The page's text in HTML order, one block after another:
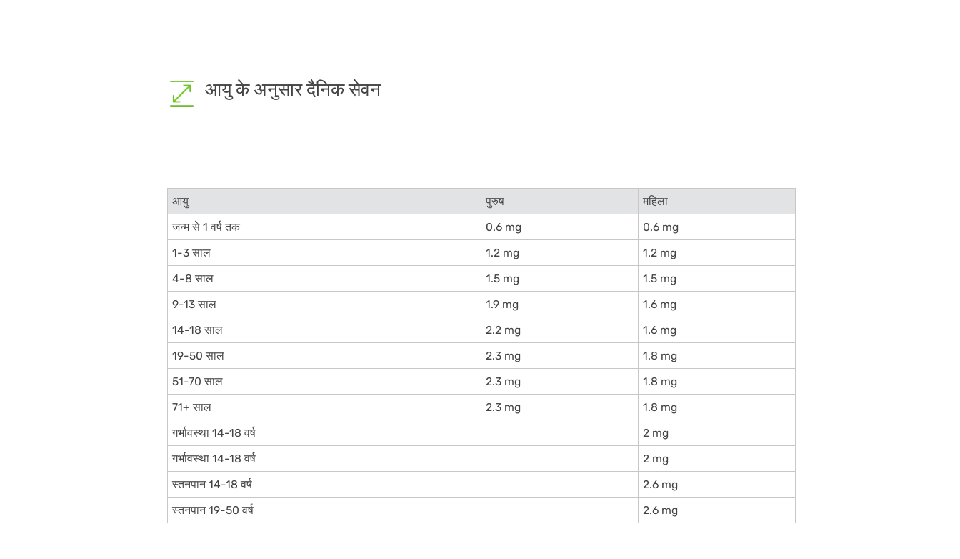
आयु के अनुसार दैनिक सेवन
आयु पुरुष
महिला
जन्म से 1 वर्ष तक
0.6 mg
0.6 mg
1-3 साल
1.2 mg
1.2 mg
4-8 साल
1.5 mg
1.5 mg
9-13 साल
1.9 mg
1.6 mg
14-18 साल
2.2 mg
1.6 mg
19-50 साल
2.3 mg
1.8 mg
51-70 साल
2.3 mg
1.8 mg
71+ साल
2.3 mg
1.8 mg
गर्भावस्था 14-18 वर्ष
2 mg
गर्भावस्था 14-18 वर्ष
2 mg
स्तनपान 14-18 वर्ष
2.6 mg
स्तनपान 19-50 वर्ष
2.6 mg